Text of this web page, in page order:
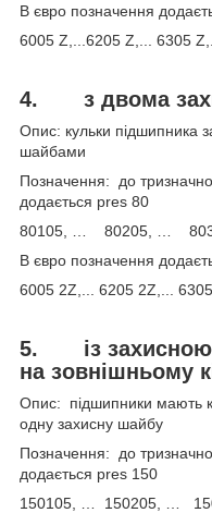
В євро позначення
6005 Z,...6205 Z,... 6305
4. з двома
Опис: кульки підшипника
шайбами
Позначення: до
додається pres 80
80105, … 80205, …
В євро позначення
6005 2Z,... 6205 2Z,...
5. із захисною
на зовнішньому
Опис: підшипники мають
одну захисну шайбу
Позначення: до
додається pres 150
150105, … 150205, …